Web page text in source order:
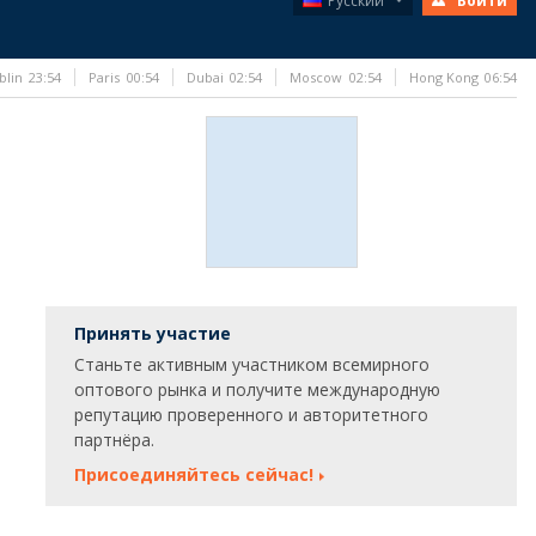
Принять участие
Станьте активным участником всемирного
оптового рынка и получите международную
репутацию проверенного и авторитетного
партнёра.
Присоединяйтесь сейчас!
23:54 Paris 00:54 Dubai 02:54 Moscow 02:54 Hong Kong 06:54